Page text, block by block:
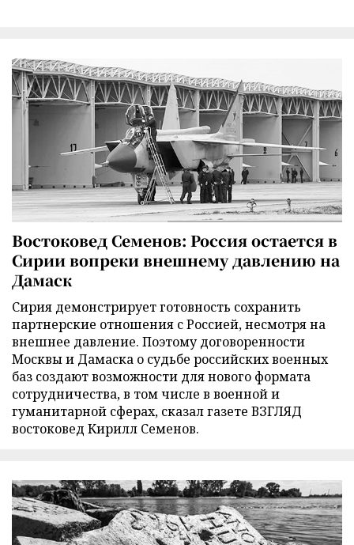
Востоковед Семенов: Россия остается в
Сирии вопреки внешнему давлению на
Дамаск
Сирия демонстрирует готовность сохранить
партнерские отношения с Россией, несмотря на
внешнее давление. Поэтому договоренности
Москвы и Дамаска о судьбе российских военных
баз создают возможности для нового формата
сотрудничества, в том числе в военной и
гуманитарной сферах, сказал газете ВЗГЛЯД
востоковед Кирилл Семенов.